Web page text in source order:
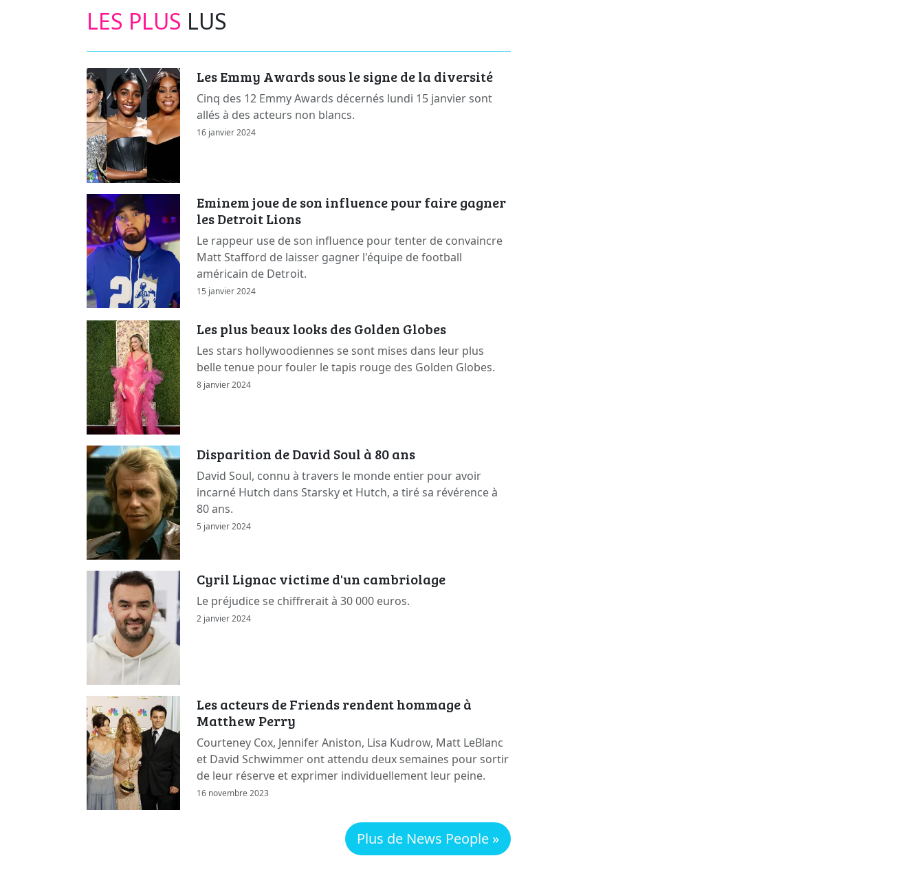
LES PLUS LUS
Les Emmy Awards sous le signe de la diversité
Cinq des 12 Emmy Awards décernés lundi 15 janvier sont
allés à des acteurs non blancs.
16 janvier 2024
Eminem joue de son influence pour faire gagner
les Detroit Lions
Le rappeur use de son influence pour tenter de convaincre
Matt Stafford de laisser gagner l'équipe de football
américain de Detroit.
15 janvier 2024
Les plus beaux looks des Golden Globes
Les stars hollywoodiennes se sont mises dans leur plus
belle tenue pour fouler le tapis rouge des Golden Globes.
8 janvier 2024
Disparition de David Soul à 80 ans
David Soul, connu à travers le monde entier pour avoir
incarné Hutch dans Starsky et Hutch, a tiré sa révérence à
80 ans.
5 janvier 2024
Cyril Lignac victime d'un cambriolage
Le préjudice se chiffrerait à 30 000 euros.
2 janvier 2024
Les acteurs de Friends rendent hommage à
Matthew Perry
Courteney Cox, Jennifer Aniston, Lisa Kudrow, Matt LeBlanc
et David Schwimmer ont attendu deux semaines pour sortir
de leur réserve et exprimer individuellement leur peine.
16 novembre 2023
Plus de News People »